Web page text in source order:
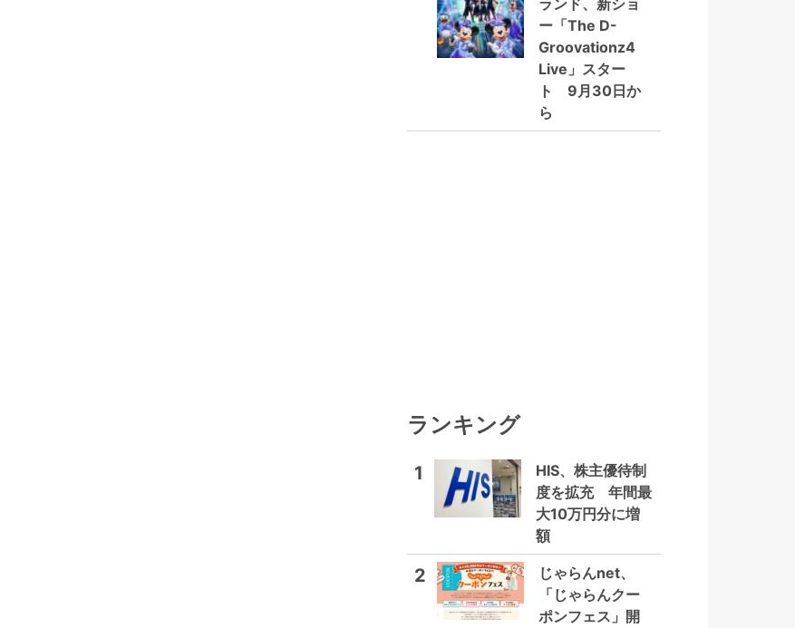
ランド、新ショ
ー「The D-
Groovationz4
Live」スター
ト 9月30日か
ら
ランキング
1
HIS、株主優待制
度を拡充 年間最
大10万円分に増
額
2
じゃらんnet、
「じゃらんクー
ポンフェス」開